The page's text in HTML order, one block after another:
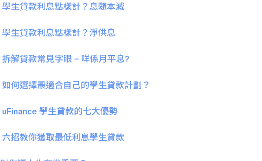
學生貸款利息點樣計？息隨本減
學生貸款利息點樣計？淨供息
拆解貸款常見字眼 – 咩係月平息?
如何選擇最適合自己的學生貸款計劃？
uFinance 學生貸款的七大優勢
六招教你獲取最低利息學生貸款